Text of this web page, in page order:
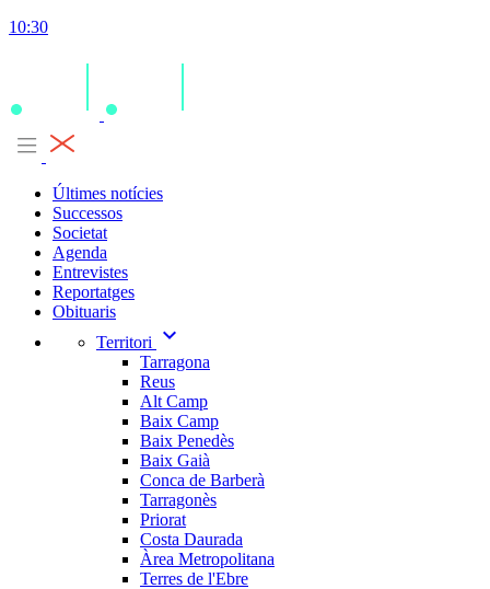
10:30
Últimes notícies
Successos
Societat
Agenda
Entrevistes
Reportatges
Obituaris
Territori
expand_more
Tarragona
Reus
Alt Camp
Baix Camp
Baix Penedès
Baix Gaià
Conca de Barberà
Tarragonès
Priorat
Costa Daurada
Àrea Metropolitana
Terres de l'Ebre